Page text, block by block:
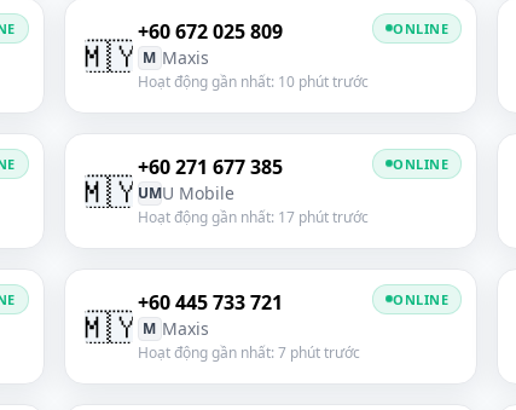
🇲🇾
+60 672 025 809
M Maxis
Hoạt động gần nhất: 10 phút trước
ONLINE
🇲🇾
+60 271 677 385
UMU Mobile
Hoạt động gần nhất: 17 phút trước
ONLINE
🇲🇾
+60 445 733 721
M Maxis
Hoạt động gần nhất: 7 phút trước
ONLINE